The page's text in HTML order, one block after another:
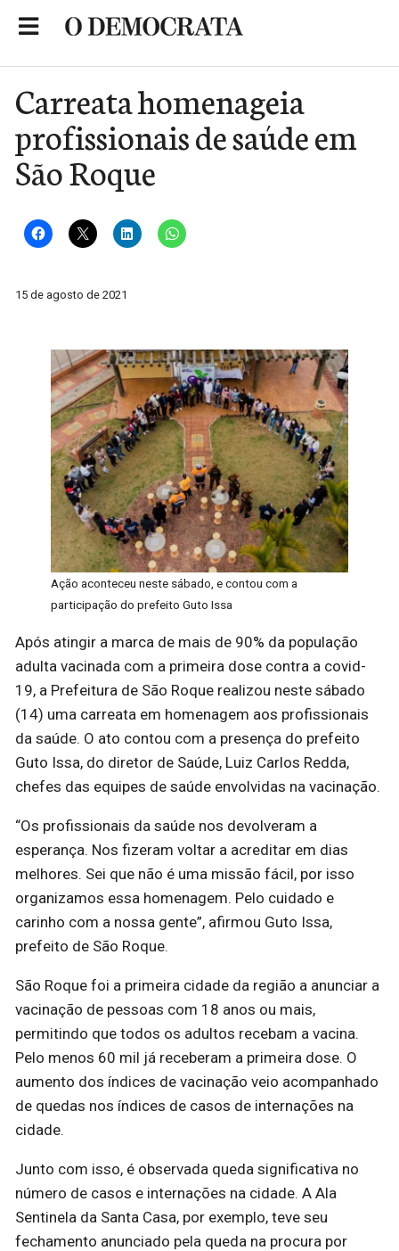
Carreata homenageia
profissionais de saúde em
São Roque
15 de agosto de 2021
Ação aconteceu neste sábado, e contou com a
participação do prefeito Guto Issa
Após atingir a marca de mais de 90% da população
adulta vacinada com a primeira dose contra a covid-
19, a Prefeitura de São Roque realizou neste sábado
(14) uma carreata em homenagem aos profissionais
da saúde. O ato contou com a presença do prefeito
Guto Issa, do diretor de Saúde, Luiz Carlos Redda,
chefes das equipes de saúde envolvidas na vacinação.
“Os profissionais da saúde nos devolveram a
esperança. Nos fizeram voltar a acreditar em dias
melhores. Sei que não é uma missão fácil, por isso
organizamos essa homenagem. Pelo cuidado e
carinho com a nossa gente”, afirmou Guto Issa,
prefeito de São Roque.
São Roque foi a primeira cidade da região a anunciar a
vacinação de pessoas com 18 anos ou mais,
permitindo que todos os adultos recebam a vacina.
Pelo menos 60 mil já receberam a primeira dose. O
aumento dos índices de vacinação veio acompanhado
de quedas nos índices de casos de internações na
cidade.
Junto com isso, é observada queda significativa no
número de casos e internações na cidade. A Ala
Sentinela da Santa Casa, por exemplo, teve seu
fechamento anunciado pela queda na procura por